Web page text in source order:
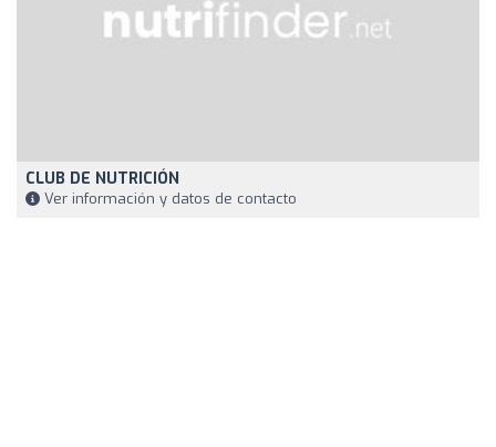
CLUB DE NUTRICIÓN
Ver información y datos de contacto